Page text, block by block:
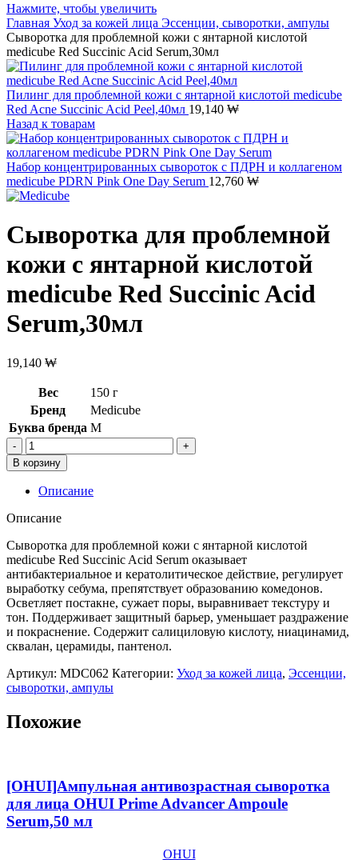
Нажмите, чтобы увеличить
Главная Уход за кожей лица Эссенции, сыворотки, ампулы
Сыворотка для проблемной кожи с янтарной кислотой
medicube Red Succinic Acid Serum,30мл
Пилинг для проблемной кожи с янтарной кислотой medicube
Red Acne Succinic Acid Peel,40мл 19,140 ₩
Назад к товарам
Набор концентрированных сывороток с ПДРН и коллагеном
medicube PDRN Pink One Day Serum 12,760 ₩
Сыворотка для проблемной
кожи с янтарной кислотой
medicube Red Succinic Acid
Serum,30мл
19,140 ₩
Вес
150 г
Бренд
Medicube
Буква бренда M
Количество
товара
Сыворотка
для
проблемной
кожи
янтарной
кислотой
medicube
Red
Succinic
Acid
Serum,30мл
В корзину
Описание
Описание
Сыворотка для проблемной кожи с янтарной кислотой
medicube Red Succinic Acid Serum оказывает
антибактериальное и кератолитическое действие, регулирует
выработку себума, препятствует образованию комедонов.
Осветляет постакне, сужает поры, выравнивает текстуру и
тон. Поддерживает защитный барьер, уменьшает раздражение
и покраснение. Содержит салициловую кислоту, ниацинамид,
сквалан, церамиды, пантенол.
Артикул: MDC062 Категории: Уход за кожей лица, Эссенции,
сыворотки, ампулы
Похожие
[OHUI]Ампульная антивозрастная сыворотка
для лица OHUI Prime Advancer Ampoule
Serum,50 мл
OHUI